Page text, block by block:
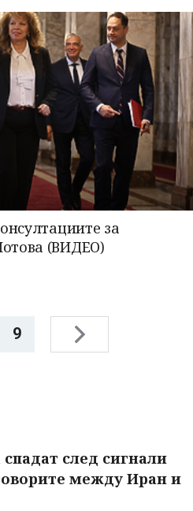
за
(ВИДЕО)
9
след сигнали
между Иран и